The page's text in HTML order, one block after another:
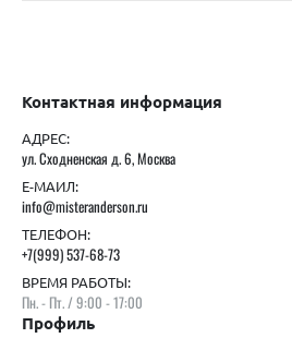
Контактная информация
АДРЕС:
ул. Сходненская д. 6, Москва
Е-МАИЛ:
info@misteranderson.ru
ТЕЛЕФОН:
+7(999) 537-68-73
ВРЕМЯ РАБОТЫ:
Пн. - Пт. / 9:00 - 17:00
Профиль